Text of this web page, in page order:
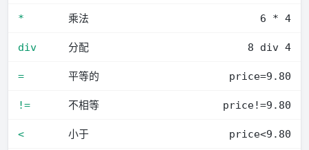
* 乘法 6 * 4
div 分配 8 div 4
= 平等的 price=9.80
!= 不相等 price!=9.80
< 小于 price<9.80